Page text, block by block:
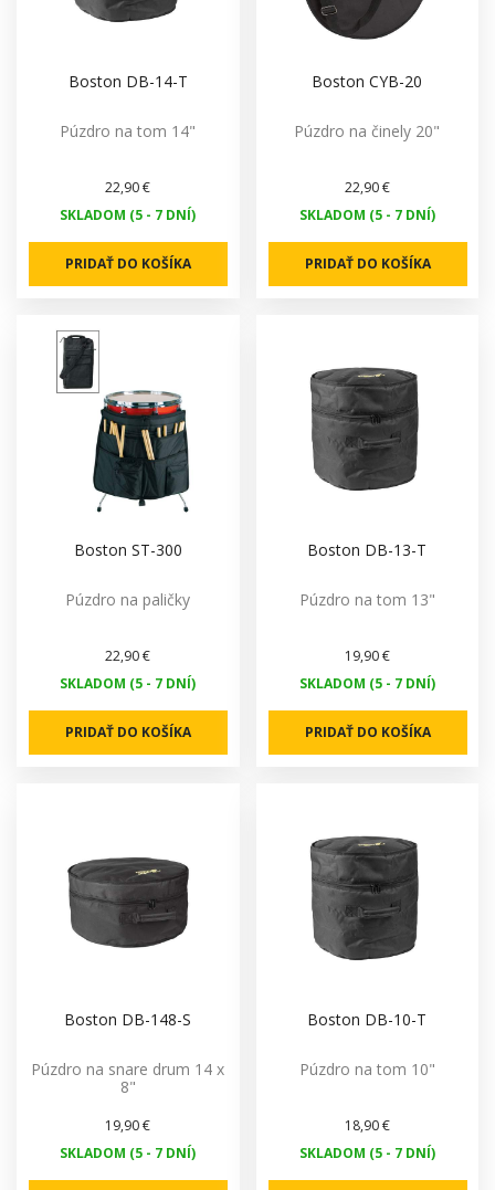
Boston DB-14-T
Púzdro na tom 14"
22,90 €
SKLADOM (5 - 7 DNÍ)
PRIDAŤ DO KOŠÍKA
Boston CYB-20
Púzdro na činely 20"
22,90 €
SKLADOM (5 - 7 DNÍ)
PRIDAŤ DO KOŠÍKA
Boston ST-300
Púzdro na paličky
22,90 €
SKLADOM (5 - 7 DNÍ)
PRIDAŤ DO KOŠÍKA
Boston DB-13-T
Púzdro na tom 13"
19,90 €
SKLADOM (5 - 7 DNÍ)
PRIDAŤ DO KOŠÍKA
Boston DB-148-S
Púzdro na snare drum 14 x
8"
19,90 €
SKLADOM (5 - 7 DNÍ)
Boston DB-10-T
Púzdro na tom 10"
18,90 €
SKLADOM (5 - 7 DNÍ)